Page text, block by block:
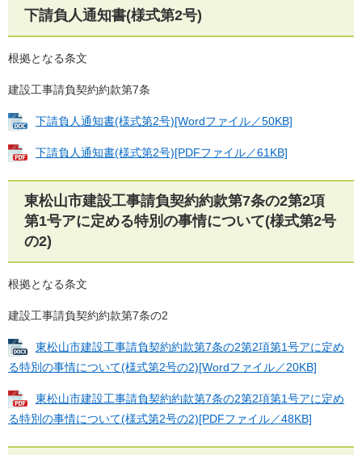
下請負人通知書(様式第2号)
根拠となる条文
建設工事請負契約約款第7条
下請負人通知書(様式第2号)[Wordファイル／50KB]
下請負人通知書(様式第2号)[PDFファイル／61KB]
東松山市建設工事請負契約約款第7条の2第2項
第1号アに定める特別の事情について(様式第2号
の2)
根拠となる条文
建設工事請負契約約款第7条の2
東松山市建設工事請負契約約款第7条の2第2項第1号アに定め
る特別の事情について(様式第2号の2)[Wordファイル／20KB]
東松山市建設工事請負契約約款第7条の2第2項第1号アに定め
る特別の事情について(様式第2号の2)[PDFファイル／48KB]